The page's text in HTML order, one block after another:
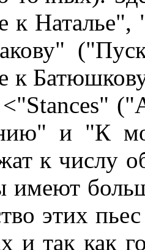
к
к
и "К
к числу
имеют
этих
и так как